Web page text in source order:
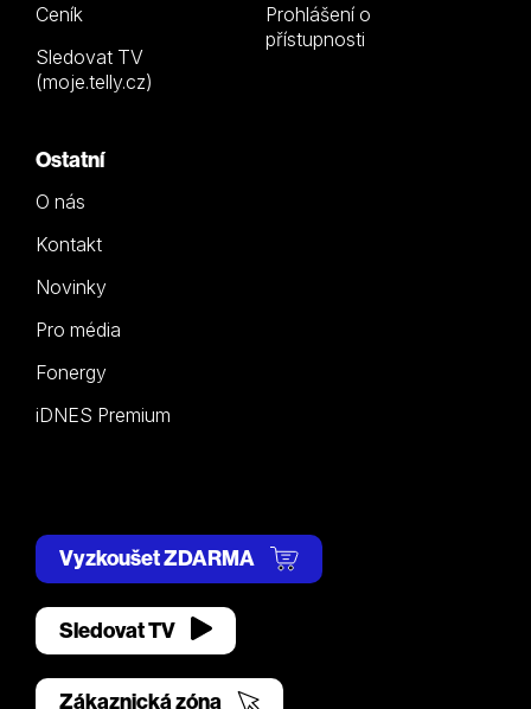
Ceník
Sledovat TV
(moje.telly.cz)
Prohlášení o
přístupnosti
Ostatní
O nás
Kontakt
Novinky
Pro média
Fonergy
iDNES Premium
Vyzkoušet ZDARMA
Sledovat TV
Zákaznická zóna